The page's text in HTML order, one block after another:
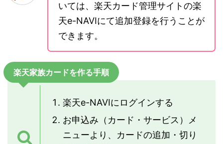
いては、楽天カード管理サイトの楽
天e-NAVIにて追加登録を行うことが
できます。
楽天家族カードを作る手順
楽天e-NAVIにログインする
お申込み（カード・サービス）メ
ニューより、カードの追加・切り